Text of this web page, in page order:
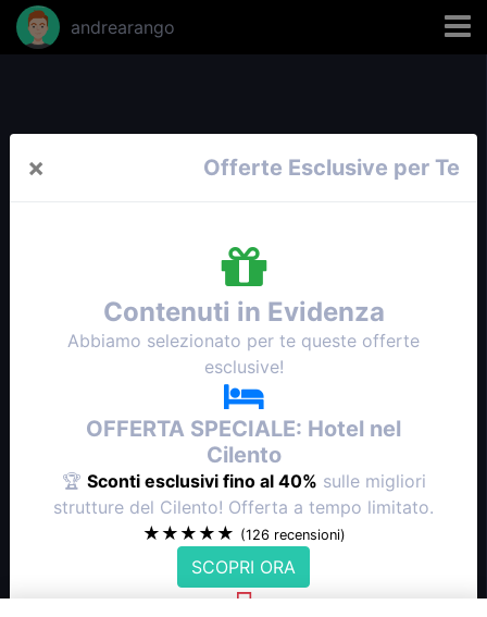
andrearango
Offerte Esclusive per Te
×
Contenuti in Evidenza
Abbiamo selezionato per te queste offerte
esclusive!
OFFERTA SPECIALE: Hotel nel
Cilento
🏆 Sconti esclusivi fino al 40% sulle migliori
strutture del Cilento! Offerta a tempo limitato.
★★★★★ (126 recensioni)
SCOPRI ORA